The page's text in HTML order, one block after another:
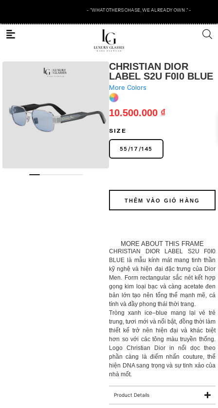
- "WHAT OTHERS CHASE, WE ALREADY OWN ." -
CHRISTIAN DIOR
LABEL S2U F0I0 BLUE
More Colors
10.500.000 ₫
SIZE
55 /17 /145
THÊM VÀO GIỎ HÀNG
MORE ABOUT THIS FRAME
CHRISTIAN DIOR LABEL S2U F0I0
BLUE là mẫu kính mát mang tinh thần
kỹ nghệ và hiện đại đặc trưng của Dior
Men. Form rectangular sắc nét kết hợp
gọng kim loại bạc và càng acetate đen
bản lớn tạo nên tổng thể mạnh mẽ, cá
tính và đầy phong thái thời trang.
Tròng xanh ice–blue mang lại vẻ trẻ
trung, tươi mới và nổi bật, đồng thời làm
thiết kế trở nên hiện đại và khác biệt
hơn so với các tông màu truyền thống.
Logo Christian Dior in nổi dọc theo
phần càng là điểm nhấn couture, thể
hiện DNA sang trọng và sự tinh xảo của
nhà mốt.
Product Details